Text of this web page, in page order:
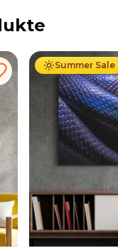
Summer Sale
Ab